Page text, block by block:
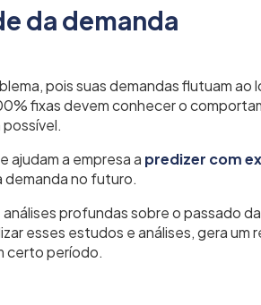
da demanda
pois suas demandas flutuam ao
fixas devem conhecer o
ajudam a empresa a predizer com
no futuro.
profundas sobre o passado
esses estudos e análises, gera um
certo período.